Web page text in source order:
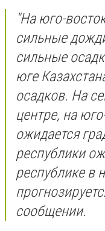
"На юго-
сильные
сильные
юге
осадков. На
центре, на
ожидается
республики
республике в
сообщении.